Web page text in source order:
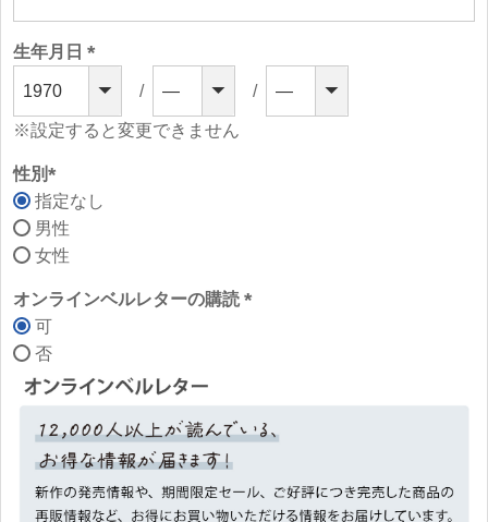
須)
生年月日
(必
※設定すると変更できません
性別
(必
須)
指定なし
男性
女性
オンラインベルレターの購読
可
否